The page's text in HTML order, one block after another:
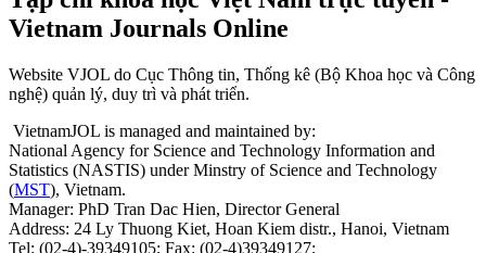
Vietnam Journals Online
Website VJOL do Cục Thông tin, Thống kê (Bộ Khoa học và Công
nghệ) quản lý, duy trì và phát triển.
VietnamJOL is managed and maintained by:
National Agency for Science and Technology Information and
Statistics (NASTIS) under Minstry of Science and Technology
(MST), Vietnam.
Manager: PhD Tran Dac Hien, Director General
Address: 24 Ly Thuong Kiet, Hoan Kiem distr., Hanoi, Vietnam
Tel: (02-4)-39349105; Fax: (02-4)39349127;